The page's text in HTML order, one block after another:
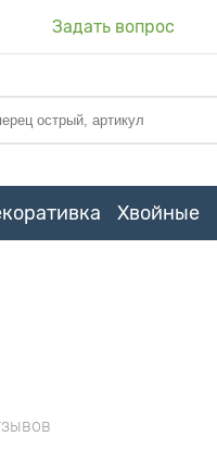
Задать вопрос
Хвойные